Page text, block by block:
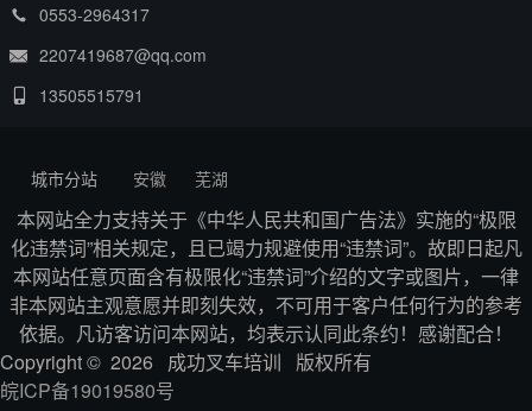
0553-2964317
2207419687@qq.com
13505515791
城市分站 安徽 芜湖
本网站全力支持关于《中华人民共和国广告法》实施的“极限
化违禁词”相关规定，且已竭力规避使用“违禁词”。故即日起凡
本网站任意页面含有极限化“违禁词”介绍的文字或图片，一律
非本网站主观意愿并即刻失效，不可用于客户任何行为的参考
依据。凡访客访问本网站，均表示认同此条约！感谢配合！
Copyright © 2026 成功叉车培训 版权所有
皖ICP备19019580号